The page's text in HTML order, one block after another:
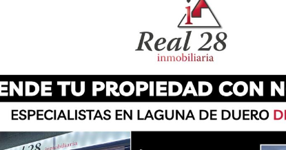
en Laguna de Duero ha llevado a cabo
del certamen ‘Juega Limpio’, que en su
su récord de participación con hasta 113
y fotografías. Este concurso infantil,
Roja en Laguna de Duero, tiene como objetivo
protección del Medio Ambiente y la importancia
ha visto adaptado en esta ocasión su acto de
las medidas de seguridad. Así, todos los niños y
obsequio, por separado.